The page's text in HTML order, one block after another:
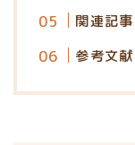
関連記事
参考文献